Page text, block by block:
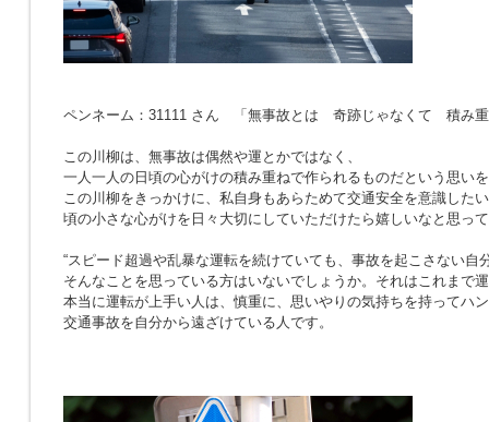
ペンネーム：31111 さん 「無事故とは 奇跡じゃなくて 積み
この川柳は、無事故は偶然や運とかではなく、
一人一人の日頃の心がけの積み重ねで作られるものだという思い
この川柳をきっかけに、私自身もあらためて交通安全を意識した
頃の小さな心がけを日々大切にしていただけたら嬉しいなと思っ
“スピード超過や乱暴な運転を続けていても、事故を起こさない自
そんなことを思っている方はいないでしょうか。それはこれまで
本当に運転が上手い人は、慎重に、思いやりの気持ちを持ってハ
交通事故を自分から遠ざけている人です。